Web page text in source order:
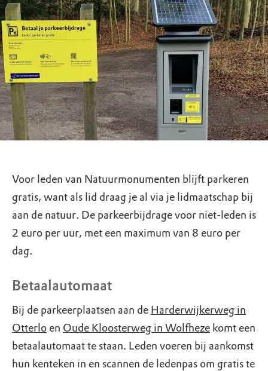
Voor leden van Natuurmonumenten blijft parkeren
gratis, want als lid draag je al via je lidmaatschap bij
aan de natuur. De parkeerbijdrage voor niet-leden is
2 euro per uur, met een maximum van 8 euro per
dag.
Betaalautomaat
Bij de parkeerplaatsen aan de Harderwijkerweg in
Otterlo en Oude Kloosterweg in Wolfheze komt een
betaalautomaat te staan. Leden voeren bij aankomst
hun kenteken in en scannen de ledenpas om gratis te